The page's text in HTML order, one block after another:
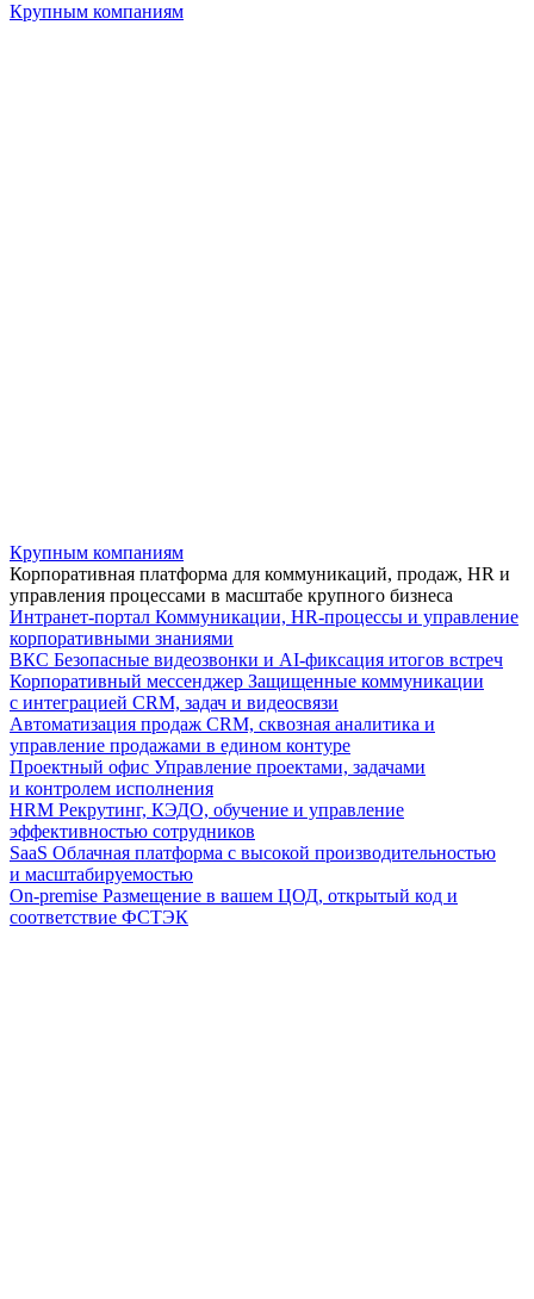
Крупным компаниям
Крупным компаниям
Корпоративная платформа для коммуникаций, продаж, HR и
управления процессами в масштабе крупного бизнеса
Интранет-портал Коммуникации, HR-процессы и управление
корпоративными знаниями
ВКС Безопасные видеозвонки и AI-фиксация итогов встреч
Корпоративный мессенджер Защищенные коммуникации
с интеграцией CRM, задач и видеосвязи
Автоматизация продаж CRM, сквозная аналитика и
управление продажами в едином контуре
Проектный офис Управление проектами, задачами
и контролем исполнения
HRM Рекрутинг, КЭДО, обучение и управление
эффективностью сотрудников
SaaS Облачная платформа с высокой производительностью
и масштабируемостью
On-premise Размещение в вашем ЦОД, открытый код и
соответствие ФСТЭК